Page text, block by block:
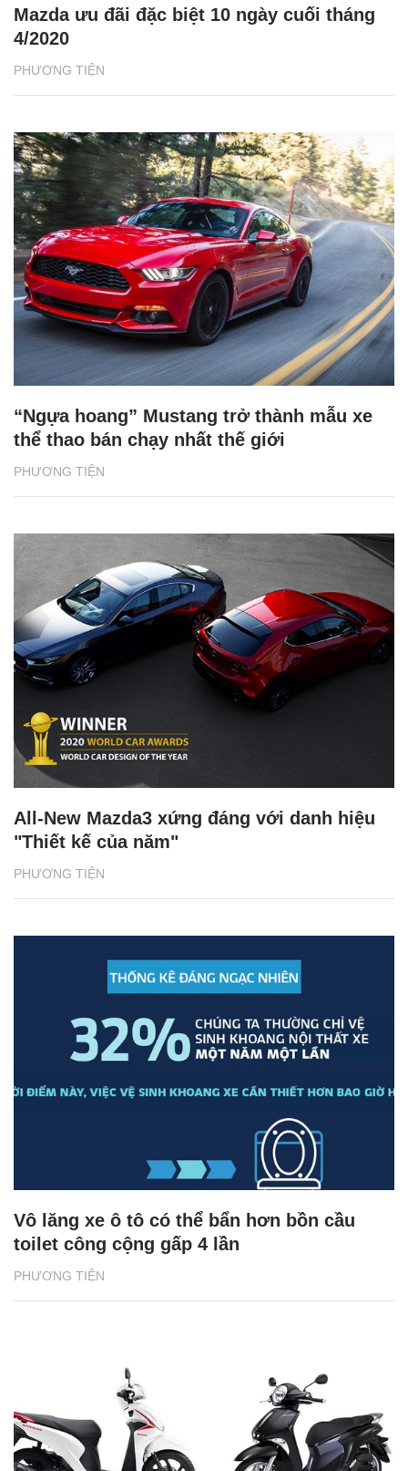
PHƯƠNG TIỆN
Mazda ưu đãi đặc biệt 10 ngày cuối tháng
4/2020
PHƯƠNG TIỆN
“Ngựa hoang” Mustang trở thành mẫu xe
thể thao bán chạy nhất thế giới
PHƯƠNG TIỆN
All-New Mazda3 xứng đáng với danh hiệu
"Thiết kế của năm"
PHƯƠNG TIỆN
Vô lăng xe ô tô có thể bẩn hơn bồn cầu
toilet công cộng gấp 4 lần